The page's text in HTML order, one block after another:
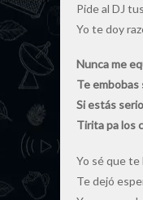
Pide al DJ
Yo te doy
Nunca me
Te
Si estás
Tirita pa los
Yo sé que te
Te dejó